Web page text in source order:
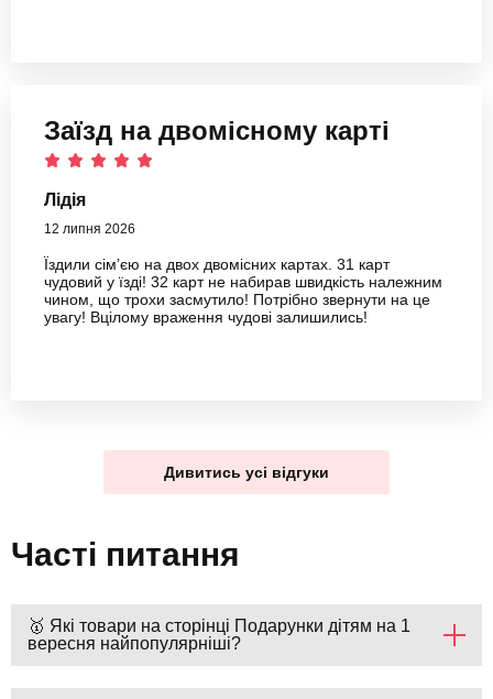
Заїзд на двомісному карті
Лідія
12 липня 2026
Їздили сімʼєю на двох двомісних картах. 31 карт
чудовий у їзді! 32 карт не набирав швидкість належним
чином, що трохи засмутило! Потрібно звернути на це
увагу! Вцілому враження чудові залишились!
Дивитись усі відгуки
Часті питання
🥇 Які товари на сторінці Подарунки дітям на 1
вересня найпопулярніші?